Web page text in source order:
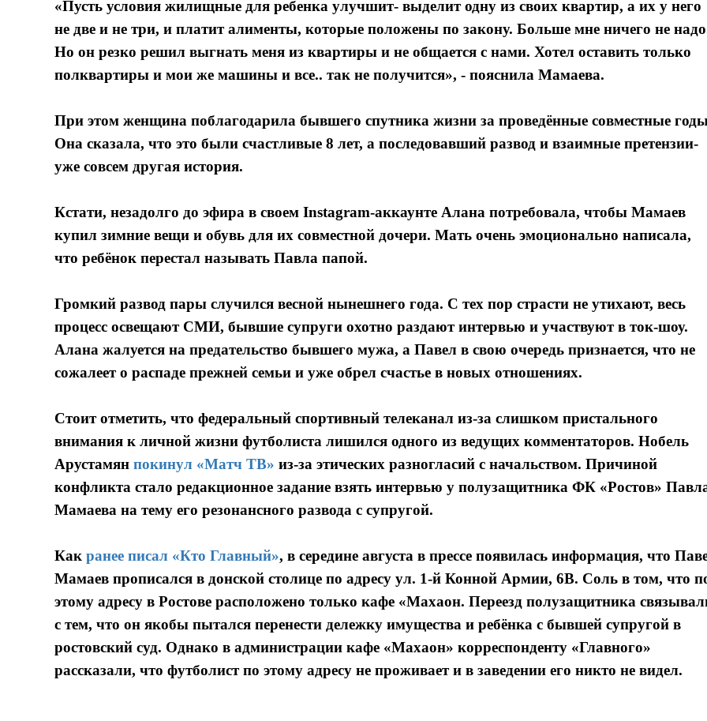
«Пусть условия жилищные для ребенка улучшит- выделит одну из своих квартир, а их у него
не две и не три, и платит алименты, которые положены по закону. Больше мне ничего не
Но он резко решил выгнать меня из квартиры и не общается с нами. Хотел оставить только
полквартиры и мои же машины и все.. так не получится», - пояснила Мамаева.
При этом женщина поблагодарила бывшего спутника жизни за проведённые совместные
Она сказала, что это были счастливые 8 лет, а последовавший развод и взаимные претензии-
уже совсем другая история.
Кстати, незадолго до эфира в своем Instagram-аккаунте Алана потребовала, чтобы Мамаев
купил зимние вещи и обувь для их совместной дочери. Мать очень эмоционально написала,
что ребёнок перестал называть Павла папой.
Громкий развод пары случился весной нынешнего года. С тех пор страсти не утихают, весь
процесс освещают СМИ, бывшие супруги охотно раздают интервью и участвуют в ток-шоу.
Алана жалуется на предательство бывшего мужа, а Павел в свою очередь признается, что не
сожалеет о распаде прежней семьи и уже обрел счастье в новых отношениях.
Стоит отметить, что федеральный спортивный телеканал из-за слишком пристального
внимания к личной жизни футболиста лишился одного из ведущих комментаторов. Нобель
Арустамян покинул «Матч ТВ» из-за этических разногласий с начальством. Причиной
конфликта стало редакционное задание взять интервью у полузащитника ФК «Ростов»
Мамаева на тему его резонансного развода с супругой.
Как ранее писал «Кто Главный», в середине августа в прессе появилась информация, что
Мамаев прописался в донской столице по адресу ул. 1-й Конной Армии, 6В. Соль в том, что
этому адресу в Ростове расположено только кафе «Махаон. Переезд полузащитника
с тем, что он якобы пытался перенести дележку имущества и ребёнка с бывшей супругой в
ростовский суд. Однако в администрации кафе «Махаон» корреспонденту «Главного»
рассказали, что футболист по этому адресу не проживает и в заведении его никто не видел.